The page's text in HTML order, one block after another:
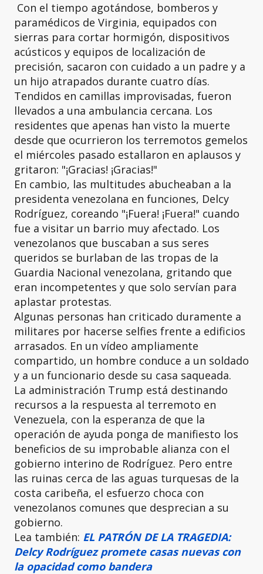
Con el tiempo agotándose, bomberos y
paramédicos de Virginia, equipados con
sierras para cortar hormigón, dispositivos
acústicos y equipos de localización de
precisión, sacaron con cuidado a un padre y a
un hijo atrapados durante cuatro días.
Tendidos en camillas improvisadas, fueron
llevados a una ambulancia cercana. Los
residentes que apenas han visto la muerte
desde que ocurrieron los terremotos gemelos
el miércoles pasado estallaron en aplausos y
gritaron: "¡Gracias! ¡Gracias!"
En cambio, las multitudes abucheaban a la
presidenta venezolana en funciones, Delcy
Rodríguez, coreando "¡Fuera! ¡Fuera!" cuando
fue a visitar un barrio muy afectado. Los
venezolanos que buscaban a sus seres
queridos se burlaban de las tropas de la
Guardia Nacional venezolana, gritando que
eran incompetentes y que solo servían para
aplastar protestas.
Algunas personas han criticado duramente a
militares por hacerse selfies frente a edificios
arrasados. En un vídeo ampliamente
compartido, un hombre conduce a un soldado
y a un funcionario desde su casa saqueada.
La administración Trump está destinando
recursos a la respuesta al terremoto en
Venezuela, con la esperanza de que la
operación de ayuda ponga de manifiesto los
beneficios de su improbable alianza con el
gobierno interino de Rodríguez. Pero entre
las ruinas cerca de las aguas turquesas de la
costa caribeña, el esfuerzo choca con
venezolanos comunes que desprecian a su
gobierno.
Lea también: EL PATRÓN DE LA TRAGEDIA:
Delcy Rodríguez promete casas nuevas con
la opacidad como bandera